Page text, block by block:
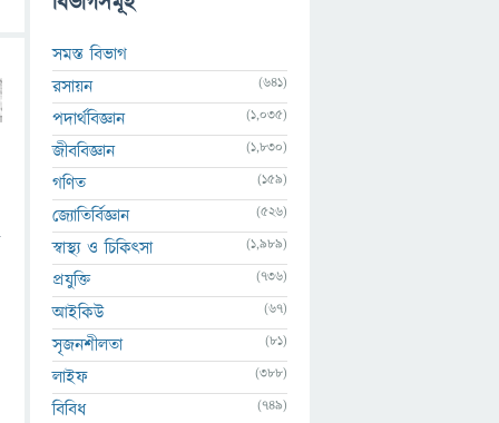
সমস্ত বিভাগ
রসায়ন
(641)
পদার্থবিজ্ঞান (1,035)
জীববিজ্ঞান (1,830)
গণিত (159)
জ্যোতির্বিজ্ঞান (526)
স্বাস্থ্য ও চিকিৎসা (1,989)
প্রযুক্তি (736)
আইকিউ (67)
সৃজনশীলতা (81)
লাইফ (388)
বিবিধ (749)